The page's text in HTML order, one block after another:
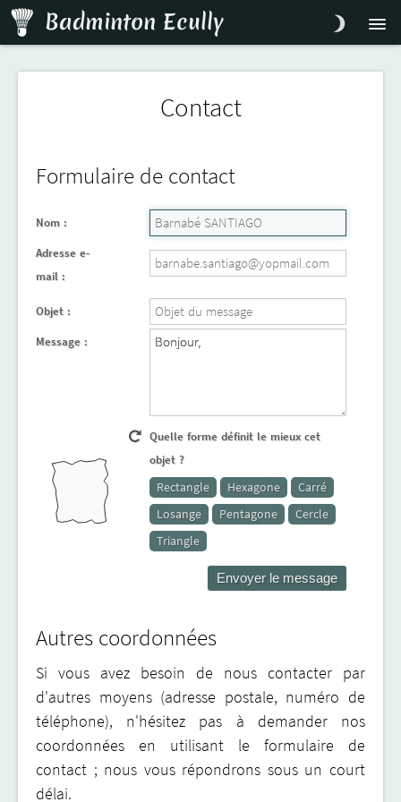
Badminton Ecully
Infos Inscription Accès Contact
Contact
Formulaire de contact
Nom :
Adresse e-
mail :
Objet :
Message :
Quelle forme définit le mieux cet
objet ?
Rectangle Hexagone
Carré
Losange
Pentagone
Cercle
Triangle
Autres coordonnées
Si vous avez besoin de nous contacter par
d'autres moyens (adresse postale, numéro de
téléphone), n'hésitez pas à demander nos
coordonnées en utilisant le formulaire de
contact ; nous vous répondrons sous un court
délai.